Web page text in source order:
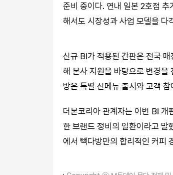
준비 중이다. 연내 일본 2호점
해서도 시장성과 사업 모델을 다
신규 BI가 적용된 간판은 전국
해 본사 지원을 바탕으로 변경을
방은 특별 신메뉴 출시와 고객
더본코리아 관계자는 이번 BI 개
한 브랜드 정비의 일환이라고 말
에서 빽다방만의 합리적인 커피